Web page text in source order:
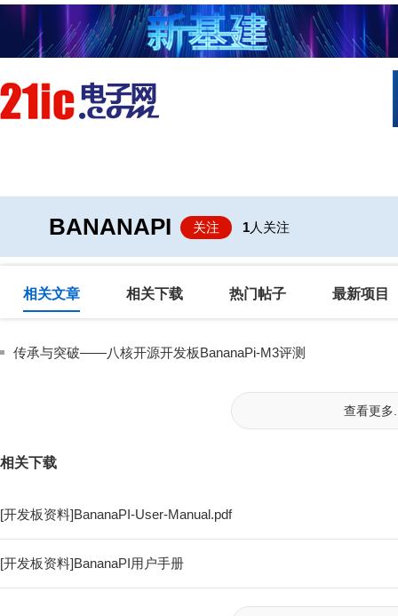
BANANAPI 关注 1人关注
相关文章 相关下载 热门帖子 最新项目
传承与突破——八核开源开发板BananaPi-M3评测
查看更多
相关下载
[开发板资料]BananaPI-User-Manual.pdf
[开发板资料]BananaPI用户手册